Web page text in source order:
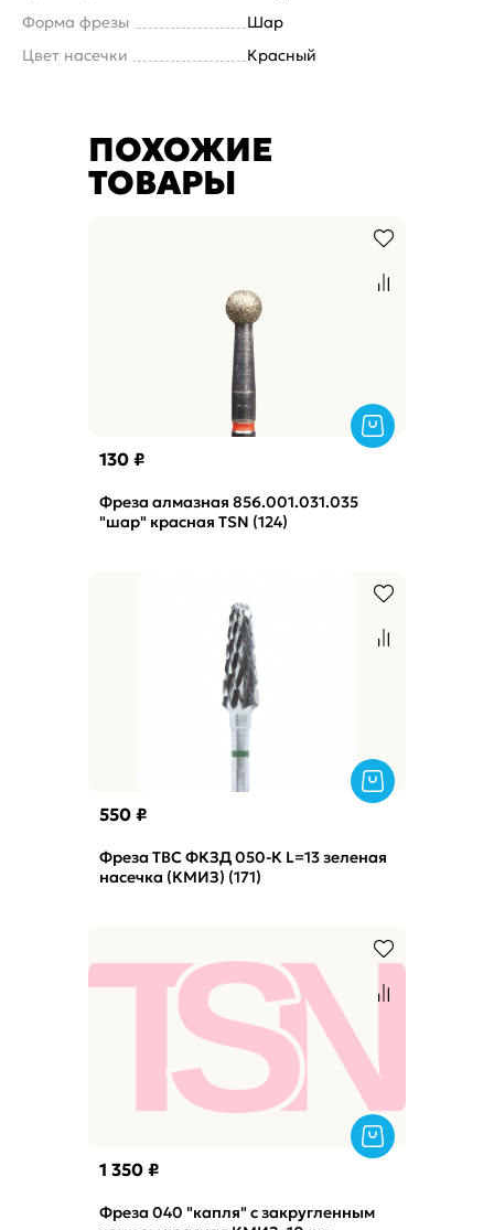
Форма фрезы
Шар
Цвет насечки
Красный
ПОХОЖИЕ
ТОВАРЫ
130 ₽
Фреза алмазная 856.001.031.035
"шар" красная TSN (124)
550 ₽
Фреза ТВС ФКЗД 050-К L=13 зеленая
насечка (КМИЗ) (171)
1 350 ₽
Фреза 040 "капля" с закругленным